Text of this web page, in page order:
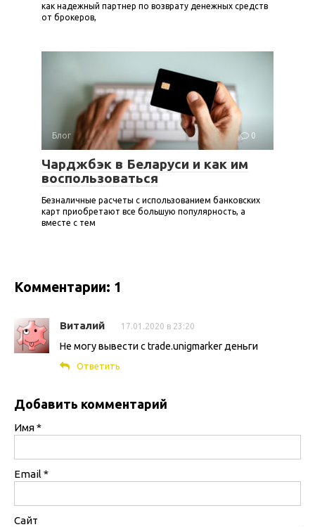
как надежный партнер по возврату денежных средств
от брокеров,
Блог 0
Чарджбэк в Беларуси и как им
воспользоваться
Безналичные расчеты с использованием банковских
карт приобретают все большую популярность, а
вместе с тем
Комментарии: 1
Виталий 17.01.2020 в 23:20
Не могу вывести с trade.unigmarker деньги
Ответить
Добавить комментарий
Имя*
Email *
Сайт